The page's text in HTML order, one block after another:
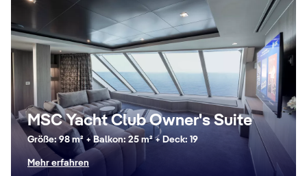
MSC Yacht Club Owner's Suite
Größe: 98 m² + Balkon: 25 m² + Deck: 19
Mehr erfahren